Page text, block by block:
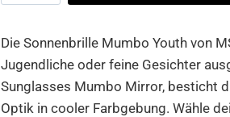
Menge
Die Sonnenbrille Mumbo Youth von
Jugendliche oder feine Gesichter
Sunglasses Mumbo Mirror, besticht
Optik in cooler Farbgebung. Wähle